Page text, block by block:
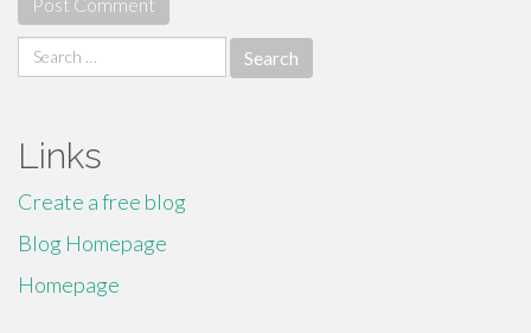
Search
for:
Links
Create a free blog
Blog Homepage
Homepage